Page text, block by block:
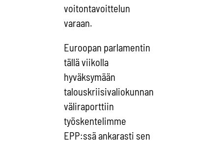
voitontavoittelun
varaan.
Euroopan parlamentin
tällä viikolla
hyväksymään
talouskriisivaliokunnan
väliraporttiin
työskentelimme
EPP:ssä ankarasti sen